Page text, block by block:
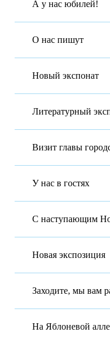
А у нас юбилей!
О нас пишут
Новый экспонат
Литературный
Визит главы
У нас в гостях
С наступающим
Новая экспозиция
Заходите, мы вам
На Яблоневой